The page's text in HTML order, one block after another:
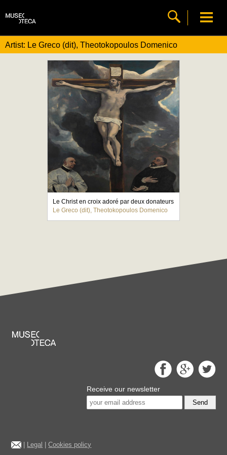
Artist: Le Greco (dit), Theotokopoulos Domenico
Le Christ en croix adoré par deux donateurs
Le Greco (dit), Theotokopoulos Domenico
Receive our newsletter
Send
Legal |Cookies policy